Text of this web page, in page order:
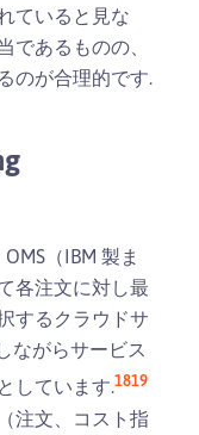
ていると見な
であるものの、
のが合理的です.
（IBM 製ま
各注文に対し最
するクラウドサ
ながらサービス
しています.1819
注文、コスト指